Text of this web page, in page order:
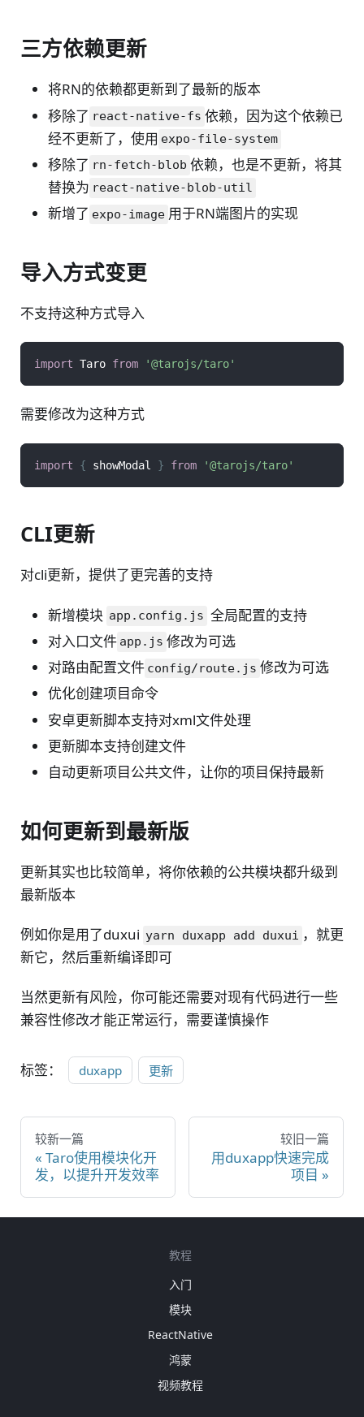
三方依赖更新
将RN的依赖都更新到了最新的版本
移除了 react-native-fs 依赖，因为这个依赖已
经不更新了，使用 expo-file-system
移除了 rn-fetch-blob 依赖，也是不更新，将其
替换为 react-native-blob-util
新增了 expo-image 用于RN端图片的实现
导入方式变更
不支持这种方式导入
import Taro from '@tarojs/taro'
需要修改为这种方式
import { showModal } from '@tarojs/taro'
CLI更新
对cli更新，提供了更完善的支持
新增模块 app.config.js 全局配置的支持
对入口文件 app.js 修改为可选
对路由配置文件 config/route.js 修改为可选
优化创建项目命令
安卓更新脚本支持对xml文件处理
更新脚本支持创建文件
自动更新项目公共文件，让你的项目保持最新
如何更新到最新版
更新其实也比较简单，将你依赖的公共模块都升级到
最新版本
例如你是用了duxui yarn duxapp add duxui ，就更
新它，然后重新编译即可
当然更新有风险，你可能还需要对现有代码进行一些
兼容性修改才能正常运行，需要谨慎操作
标签： duxapp 更新
较新一篇
Taro使用模块化开
发，以提升开发效率
较旧一篇
用duxapp快速完成
项目
教程
入门
模块
ReactNative
鸿蒙
视频教程